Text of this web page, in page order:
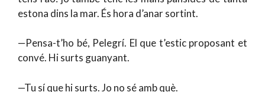
estona dins la mar. És hora d’anar sortint.
—Pensa-t’ho bé, Pelegrí. El que t’estic proposant et
convé. Hi surts guanyant.
—Tu sí que hi surts. Jo no sé amb què.